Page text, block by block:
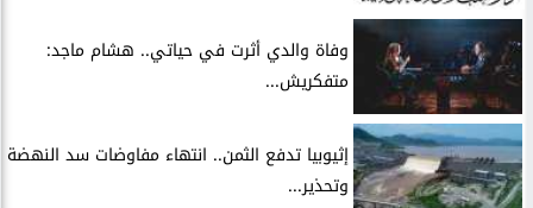
وفاة والدي أثرت في حياتي.. هشام ماجد:
متفكريش...
إثيوبيا تدفع الثمن.. انتهاء مفاوضات سد النهضة
وتحذير...